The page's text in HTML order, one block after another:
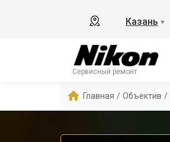
Казань ▼
Сервисный ремонт
Главная / Объектив /